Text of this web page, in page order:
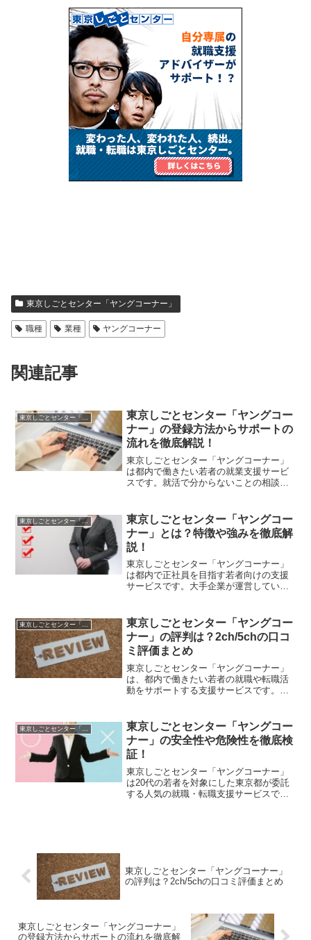
東京しごとセンター「ヤングコーナー」
職種 業種 ヤングコーナー
関連記事
東京しごとセンター「ヤングコー
ナー」の登録方法からサポートの
流れを徹底解説！
東京しごとセンター「ヤングコーナー」
は都内で働きたい若者の就業支援サービ
スです。就活で分からないことの相談か
分かりにくいですよね。そこで今回は、
ヤングコーナーの登録方法からサポート
の流れについて具体的にご紹介していき
ますので、是非最後までご覧ください。
東京しごとセンター「ヤングコーナー」
東京しごとセンター「ヤングコー
ナー」とは？特徴や強みを徹底解
説！
東京しごとセンター「ヤングコーナー」
は都内で正社員を目指す若者向けの支援
サービスです。大手企業が運営してい
東京しごとセンター「ヤングコーナー」
とはどのようなサービスなのか、特徴や
強みについて徹底解説していきます。こ
れから就活や転職を考えている人もぜひ
お役立てください。
東京しごとセンター「ヤングコーナー」
東京しごとセンター「ヤングコー
ナー」の評判は？2ch/5chの口コ
ミ評価まとめ
東京しごとセンター「ヤングコーナー」
は、都内で働きたい若者の就職や転職活
動をサポートする支援サービスです。す
りますよね。そこで今回は、ヤングコー
ナーの2ch/5chでの口コミ評価をまとめな
がら、そこから分かった事実や利用がお
すすめな人の特徴をご紹介します。
東京しごとセンター「ヤングコー
ナー」の安全性や危険性を徹底検
証！
東京しごとセンター「ヤングコーナー」
は20代の若者を対象にした東京都が委託
する人気の就職・転職支援サービスで
お役立てください。
東京しごとセンター「ヤングコーナー」
の評判は？2ch/5chの口コミ評価まとめ
東京しごとセンター「ヤングコーナー」
の登録方法からサポートの流れを徹底解